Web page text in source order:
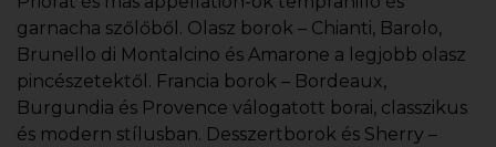
garnacha szőlőből. Olasz borok – Chianti, Barolo,
Brunello di Montalcino és Amarone a legjobb olasz
pincészetektől. Francia borok – Bordeaux,
Burgundia és Provence válogatott borai, classzikus
és modern stílusban. Desszertborok és Sherry –